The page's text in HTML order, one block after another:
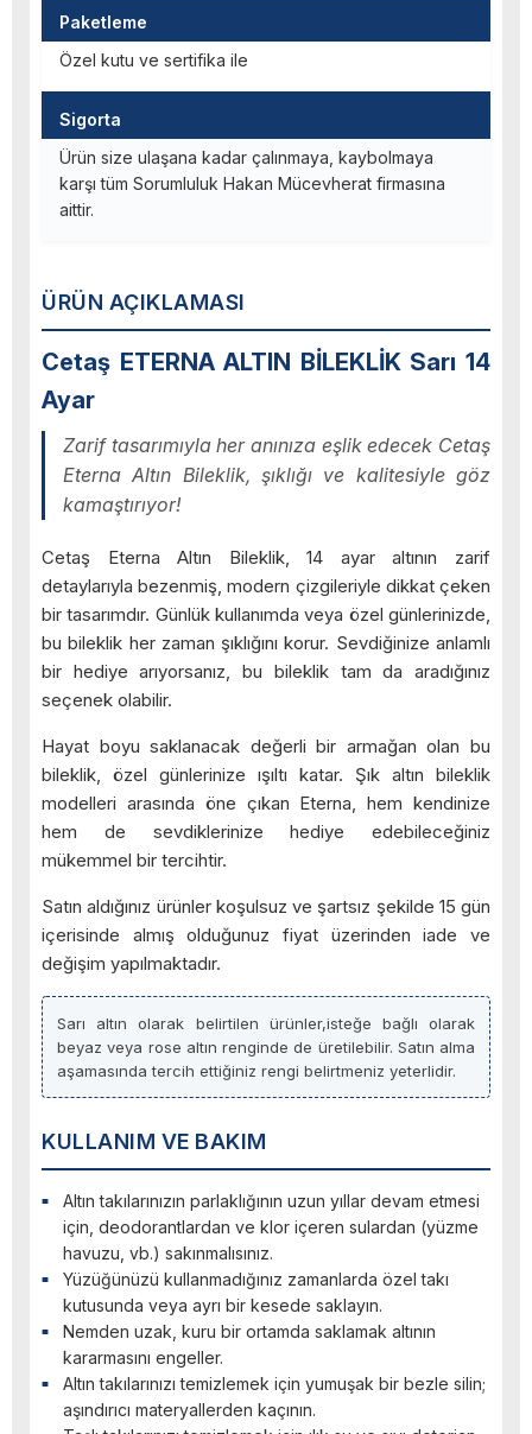
ÜRÜN AÇIKLAMASI
Cetaş ETERNA ALTIN BİLEKLİK Sarı 14
Ayar
Zarif tasarımıyla her anınıza eşlik edecek Cetaş
Eterna Altın Bileklik, şıklığı ve kalitesiyle göz
kamaştırıyor!
Cetaş Eterna Altın Bileklik, 14 ayar altının zarif
detaylarıyla bezenmiş, modern çizgileriyle dikkat çeken
bir tasarımdır. Günlük kullanımda veya özel günlerinizde,
bu bileklik her zaman şıklığını korur. Sevdiğinize anlamlı
bir hediye arıyorsanız, bu bileklik tam da aradığınız
seçenek olabilir.
Hayat boyu saklanacak değerli bir armağan olan bu
bileklik, özel günlerinize ışıltı katar. Şık altın bileklik
modelleri arasında öne çıkan Eterna, hem kendinize
hem de sevdiklerinize hediye edebileceğiniz
mükemmel bir tercihtir.
Satın aldığınız ürünler koşulsuz ve şartsız şekilde 15 gün
içerisinde almış olduğunuz fiyat üzerinden iade ve
değişim yapılmaktadır.
Sarı altın olarak belirtilen ürünler,isteğe bağlı olarak
beyaz veya rose altın renginde de üretilebilir. Satın alma
aşamasında tercih ettiğiniz rengi belirtmeniz yeterlidir.
Paketleme
Özel kutu ve sertifika ile
Sigorta
Ürün size ulaşana kadar çalınmaya, kaybolmaya
karşı tüm Sorumluluk Hakan Mücevherat firmasına
aittir.
KULLANIM VE BAKIM
Altın takılarınızın parlaklığının uzun yıllar devam etmesi
için, deodorantlardan ve klor içeren sulardan (yüzme
havuzu, vb.) sakınmalısınız.
Yüzüğünüzü kullanmadığınız zamanlarda özel takı
kutusunda veya ayrı bir kesede saklayın.
Nemden uzak, kuru bir ortamda saklamak altının
kararmasını engeller.
Altın takılarınızı temizlemek için yumuşak bir bezle silin;
aşındırıcı materyallerden kaçının.